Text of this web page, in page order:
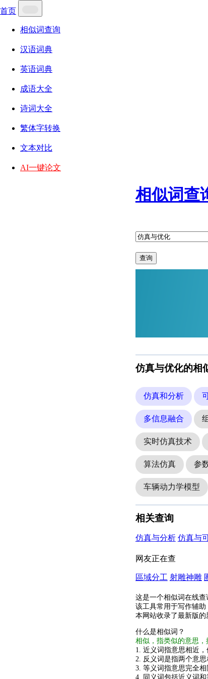
首页
相似词查询
汉语词典
英语词典
成语大全
诗词大全
繁体字转换
文本对比
AI一键论文
相似词查
查询
仿真与优化的相
仿真和分析
多信息融合
实时仿真技术
算法仿真 参
车辆动力学模型
相关查询
仿真与分析 仿真与
网友正在查
區域分工 射雕神雕
这是一个相似词在线查
该工具常用于写作辅助
本网站收录了最新版
什么是相似词？
相似，指类似的意思，
1. 近义词指意思相近，
2. 反义词是指两个意思
3. 等义词指意思完全相
4. 同义词包括近义词和